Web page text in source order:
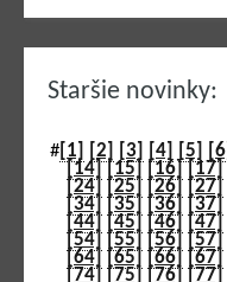
Staršie novinky:
#[1] [2] [3] [4] [5] [6]
[14] [15] [16] [17]
[24] [25] [26] [27]
[34] [35] [36] [37]
[44] [45] [46] [47]
[54] [55] [56] [57]
[64] [65] [66] [67]
[74] [75] [76] [77]